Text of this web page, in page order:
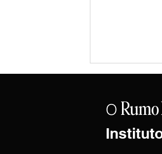
O Rumo